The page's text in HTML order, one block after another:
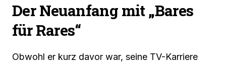
Der Neuanfang mit „Bares
für Rares“
Obwohl er kurz davor war, seine TV-Karriere